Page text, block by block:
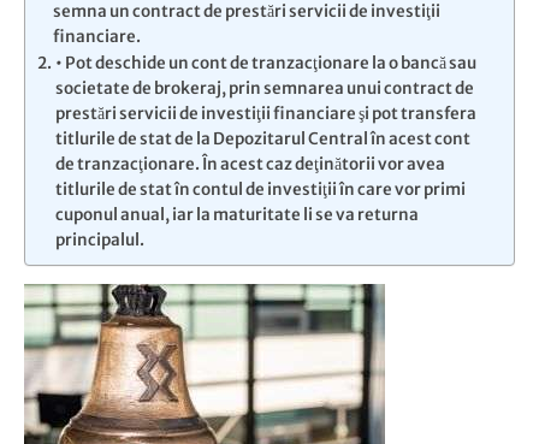
semna un contract de prestări servicii de investiţii
financiare.
• Pot deschide un cont de tranzacţionare la o bancă sau
societate de brokeraj, prin semnarea unui contract de
prestări servicii de investiţii financiare şi pot transfera
titlurile de stat de la Depozitarul Central în acest cont
de tranzacţionare. În acest caz deţinătorii vor avea
titlurile de stat în contul de investiţii în care vor primi
cuponul anual, iar la maturitate li se va returna
principalul.